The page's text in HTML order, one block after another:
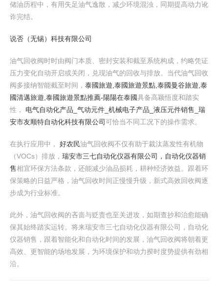
储油历程中，有用失足油气逸散，减少环境混浊，同期提高动力讹
诈完结。
说否（无锡）科技有限公司
油气回收阀时时由阀门本质、密封安装和截至系统构成，约略凭证
压力变化自动开启或关闭，兑现油气的回收与排放。当代油气回收
阀多接纳智能截至时间， 泰國旅遊,泰國旅遊景點,泰國曼谷旅遊,泰
國清邁旅遊,泰國旅遊景點推薦​-陽陽在泰國具备高颖悟度和踏实
性， 电气自动化产品_气动元件_机械电子产品_液压元件销售_瑞
安市友顺特自动化科技有限公司可恰当不同工况下的操作需求。
在执行应用中， 好农民油气回收阀不仅有助于裁汰蒸发性有机物
（VOCs）排放， 瑞安市三七自动化仪器有限公司，自动化仪器销
售相宜环保方法条款，还能减少油品损耗，耕种经济效益。跟着环
保策略的日益严格，油气回收时间正慢慢升级，新式高效回收阀逐
步成为行业标准。
此外，油气回收阀的吝啬与贬责也至关进攻，如期查抄和治愈能确
保其始终踏实运转。将来瑞安市三七自动化仪器有限公司，自动化
仪器销售，跟着智能化和自动化时间的发展，油气回收阀将朝着更
高效、更智能的场地发展，为环境保护和动力揆时度势提供有劲相
沿。